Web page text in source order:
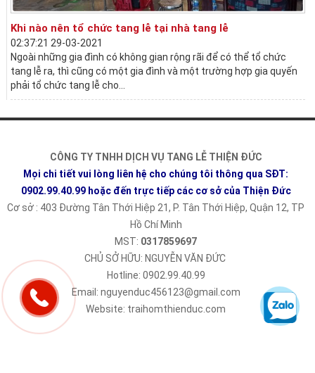
Khi nào nên tổ chức tang lễ tại nhà tang lễ
02:37:21 29-03-2021
Ngoài những gia đình có không gian rộng rãi để có thể tổ chức
tang lễ ra, thì cũng có một gia đình và một trường hợp gia quyến
phải tổ chức tang lễ cho...
CÔNG TY TNHH DỊCH VỤ TANG LỄ THIỆN ĐỨC
Mọi chi tiết vui lòng liên hệ cho chúng tôi thông qua SĐT:
0902.99.40.99hoặc đến trực tiếp các cơ sở của Thiện Đức
Cơ sở : 403 Đường Tân Thới Hiệp 21, P. Tân Thới Hiệp, Quận 12, TP
Hồ Chí Minh
MST: 0317859697
CHỦ SỞ HỮU: NGUYỄN VĂN ĐỨC
Hotline: 0902.99.40.99
Email: nguyenduc456123@gmail.com
Website: traihomthienduc.com